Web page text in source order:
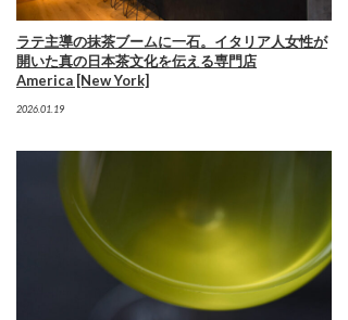
ラテ主導の抹茶ブームに一石。イタリア人女性が
開いた真の日本茶文化を伝える専門店
America [New York]
2026.01.19